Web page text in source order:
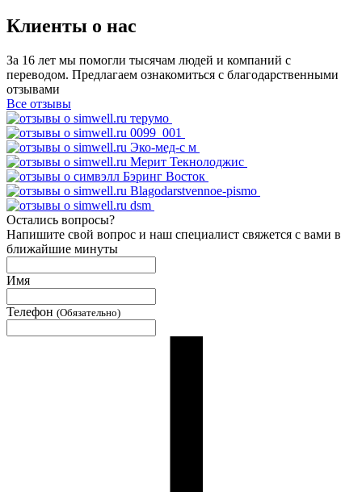
Клиенты о нас
За 16 лет мы помогли тысячам людей и компаний с
переводом. Предлагаем ознакомиться с благодарственными
отзывами
Все отзывы
Остались вопросы?
Напишите свой вопрос и наш специалист свяжется с вами в
ближайшие минуты
Имя
Телефон (Обязательно)